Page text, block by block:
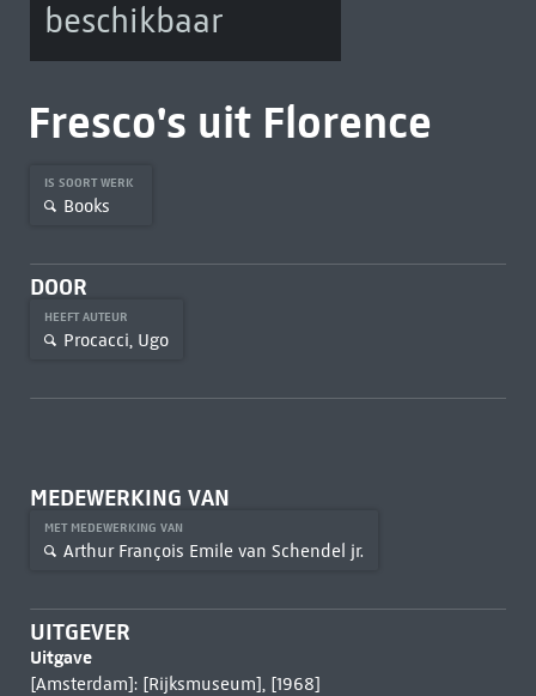
beschikbaar
Fresco's uit Florence
IS SOORT WERK
Books
DOOR
HEEFT AUTEUR
Procacci, Ugo
MEDEWERKING VAN
MET MEDEWERKING VAN
Arthur François Emile van Schendel jr.
UITGEVER
Uitgave
[Amsterdam]: [Rijksmuseum], [1968]